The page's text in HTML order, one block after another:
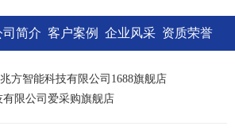
司简介 客户案例 企业风采 资质荣誉
方智能科技有限公司1688旗舰店
限公司爱采购旗舰店